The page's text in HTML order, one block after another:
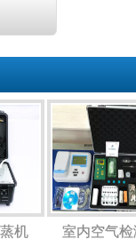
机 室内空气